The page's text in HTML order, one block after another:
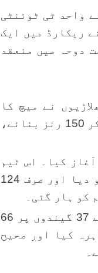
واحد ٹی ٹوئنٹی
سے ہرا کر اپنے ریکارڈ میں ایک
دوحہ میں منعقد
نے میچ کا
آغاز کیا اور دی گئی 20 اوورز میں 8 وکٹیں گنوا کر 150 رنز بنائے،
کیا۔ اس ٹیم
نے تمام 20 اوورز کھیلتے ہوئے 7 کھلاڑیوں کو کھو دیا اور صرف 124
افغانستان کی قومی ٹیم کے کپتان درویش رسولی نے 37 گیندوں پر 66
کیا اور صحیح